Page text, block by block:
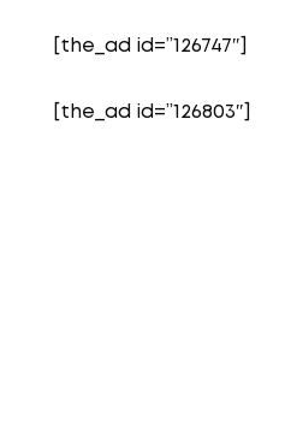
[the_ad id=”126747″]
[the_ad id=”126803″]